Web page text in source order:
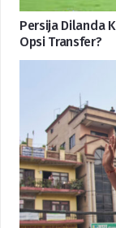
Persija Dilanda
Opsi Transfer?